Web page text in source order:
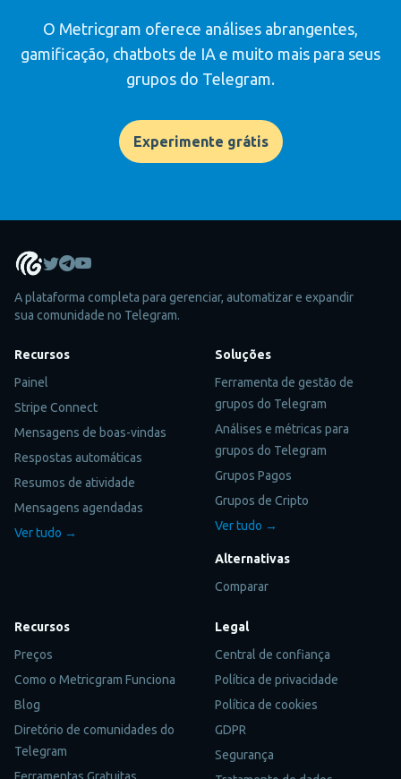
O Metricgram oferece análises abrangentes,
gamificação, chatbots de IA e muito mais para seus
grupos do Telegram.
Experimente grátis
A plataforma completa para gerenciar, automatizar e expandir
sua comunidade no Telegram.
Recursos
Painel
Stripe Connect
Mensagens de boas-vindas
Respostas automáticas
Resumos de atividade
Mensagens agendadas
Ver tudo →
Soluções
Ferramenta de gestão de
grupos do Telegram
Análises e métricas para
grupos do Telegram
Grupos Pagos
Grupos de Cripto
Ver tudo →
Alternativas
Comparar
Recursos
Preços
Como o Metricgram Funciona
Blog
Diretório de comunidades do
Telegram
Ferramentas Gratuitas
Legal
Central de confiança
Política de privacidade
Política de cookies
GDPR
Segurança